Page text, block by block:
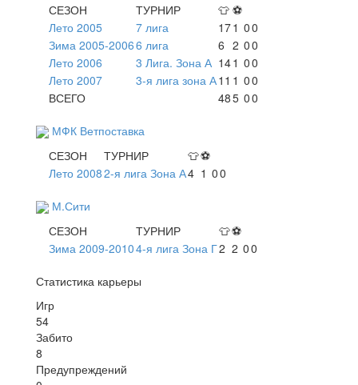
СЕЗОН
ТУРНИР 👕 ⚽
Лето 2005
7 лига 171 00
Зима 2005-20066 лига 6 2 00
Лето 2006
3 Лига. Зона А 141 00
Лето 2007
3-я лига зона А11 1 00
ВСЕГО
485 00
МФК Ветпоставка
СЕЗОН
ТУРНИР 👕⚽
Лето 20082-я лига Зона А4 1 00
М.Сити
СЕЗОН
ТУРНИР 👕⚽
Зима 2009-20104-я лига Зона Г2 2 00
Статистика карьеры
Игр
54
Забито
8
Предупреждений